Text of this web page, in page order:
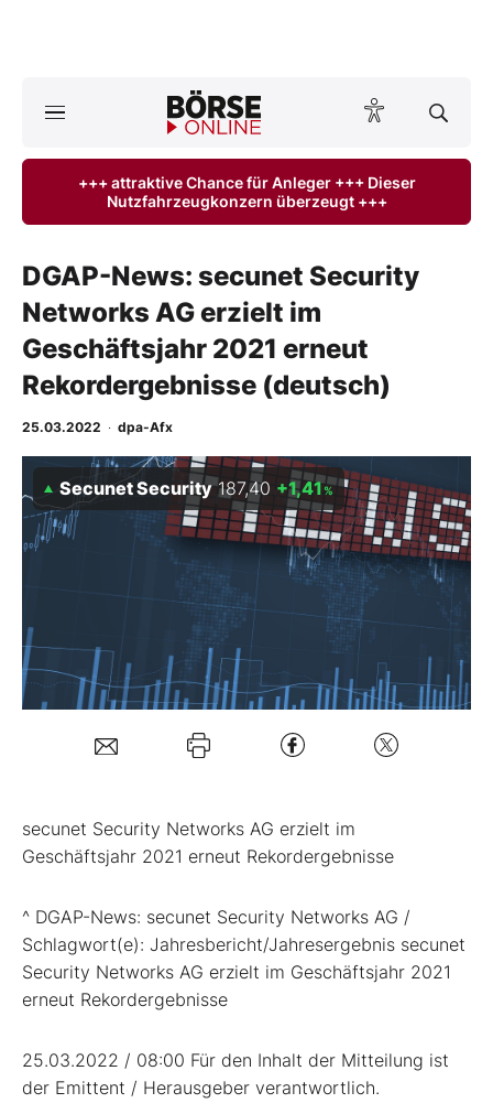
ktuelle Ausgabe BÖRSE ONLINE lesen
Finanz-Check
Abo & Shop
BO-Musterdepots
Experten
Mein B:O
Folgen Sie uns
Kontakt
+++ attraktive Chance für Anleger +++ Dieser
Nutzfahrzeugkonzern überzeugt +++
DGAP-News: secunet Security
Networks AG erzielt im
Geschäftsjahr 2021 erneut
Rekordergebnisse (deutsch)
25.03.2022 · dpa-Afx
Secunet Security 187,40 +1,41%
secunet Security Networks AG erzielt im
Geschäftsjahr 2021 erneut Rekordergebnisse
^ DGAP-News: secunet Security Networks AG /
Schlagwort(e): Jahresbericht/Jahresergebnis secunet
Security Networks AG erzielt im Geschäftsjahr 2021
erneut Rekordergebnisse
25.03.2022 / 08:00 Für den Inhalt der Mitteilung ist
der Emittent / Herausgeber verantwortlich.